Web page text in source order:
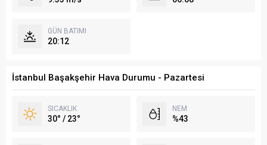
GÜN BATIMI
20:12
İstanbul Başakşehir Hava Durumu - Pazartesi
SICAKLIK
30° / 23°
NEM
%43